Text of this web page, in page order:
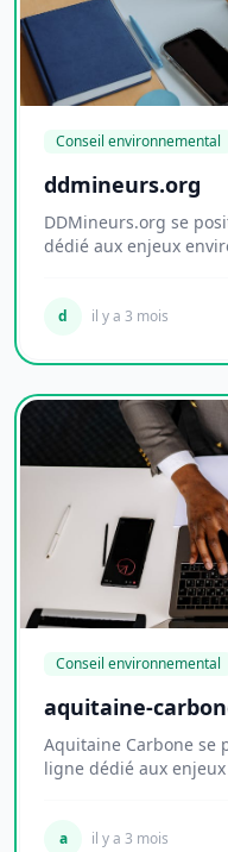
Conseil environnemental
ddmineurs.org
DDMineurs.org se
dédié aux enjeux
d il y a 3 mois
Conseil environnemental
aquitaine-
Aquitaine Carbone se
ligne dédié aux
a il y a 3 mois